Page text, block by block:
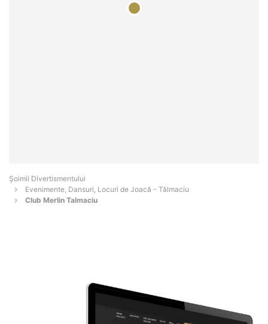
Şoimii Divertismentului
Evenimente, Dansuri, Locuri de Joacă - Tălmaciu
Club Merlin Talmaciu